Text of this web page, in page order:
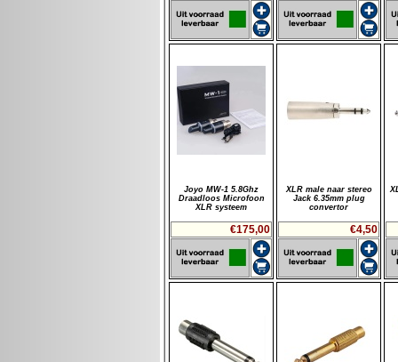
Joyo MW-1 5.8Ghz
Draadloos Microfoon
XLR systeem
€175,00
XLR male naar stereo
Jack 6.35mm plug
convertor
€4,50